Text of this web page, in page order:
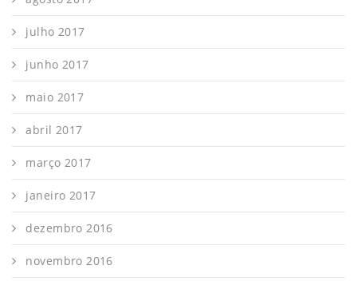
julho 2017
junho 2017
maio 2017
abril 2017
março 2017
janeiro 2017
dezembro 2016
novembro 2016